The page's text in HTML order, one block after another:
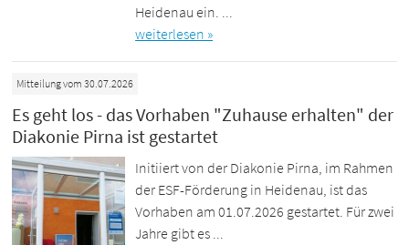
Heidenau ein. ...
weiterlesen »
Mitteilung vom 30.07.2026
Es geht los - das Vorhaben "Zuhause erhalten" der
Diakonie Pirna ist gestartet
Initiiert von der Diakonie Pirna, im Rahmen
der ESF-Förderung in Heidenau, ist das
Vorhaben am 01.07.2026 gestartet. Für zwei
Jahre gibt es ...